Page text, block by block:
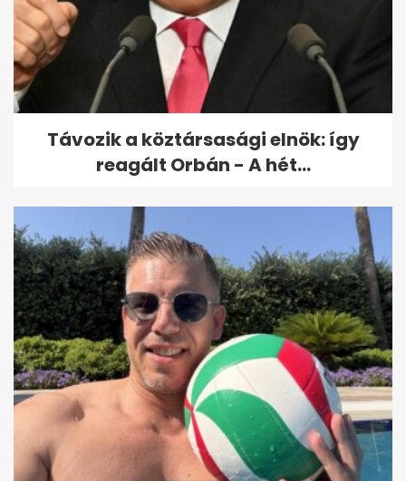
Meghalt a hajléktalanból lett
győri milliomos, aki 636
milliót...
Távozik a köztársasági elnök: így
reagált Orbán - A hét...